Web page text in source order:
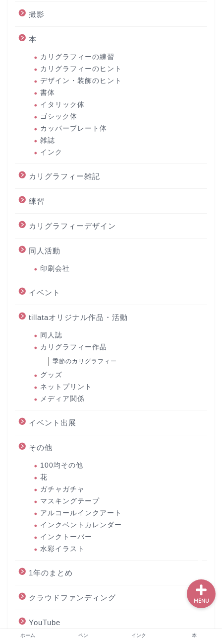
撮影
本
カリグラフィーの練習
カリグラフィーのヒント
デザイン・装飾のヒント
書体
イタリック体
ゴシック体
カッパープレート体
雑誌
インク
カリグラフィー雑記
練習
カリグラフィーデザイン
同人活動
印刷会社
イベント
tillataオリジナル作品・活動
同人誌
カリグラフィー作品
季節のカリグラフィー
グッズ
ネットプリント
メディア関係
イベント出展
その他
100均その他
花
ガチャガチャ
マスキングテープ
アルコールインクアート
インクベントカレンダー
インクトーバー
水彩イラスト
1年のまとめ
クラウドファンディング
YouTube
ホーム ペン インク 本
MENU